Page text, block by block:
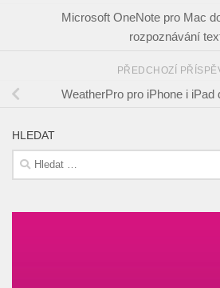
Microsoft OneNote pro Mac
rozpoznávání
PŘEDCHOZÍ
WeatherPro pro iPhone i iPad
HLEDAT
Vyhledávání